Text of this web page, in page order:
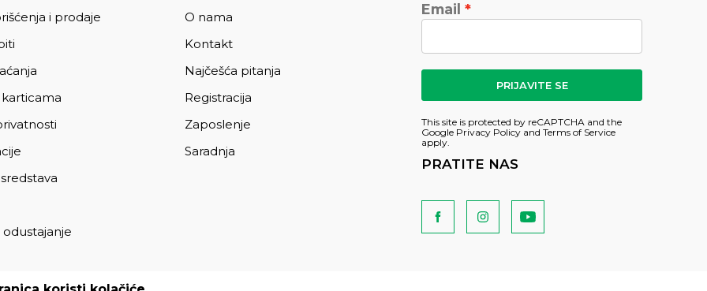
i prodaje
odustajanje
O nama
Kontakt
Najčešća pitanja
Registracija
Zaposlenje
Saradnja
Email
PRIJAVITE SE
This site is protected by reCAPTCHA and the
Google Privacy Policy and Terms of Service
apply.
PRATITE NAS